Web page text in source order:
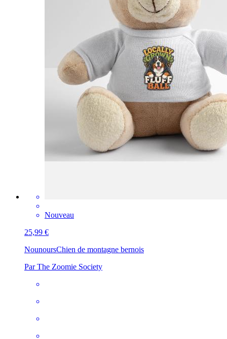
Nouveau
25,99 €
NounoursChien de montagne bernois
Par The Zoomie Society